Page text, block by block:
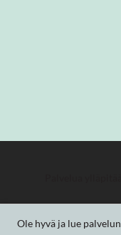
Ole hyvä ja lue palvelun